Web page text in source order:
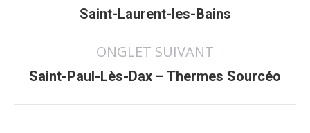
commentaire
Onglet
Saint-Laurent-les-Bains
ONGLET SUIVANT
Projets
Saint-Paul-Lès-Dax – Thermes Sourcéo